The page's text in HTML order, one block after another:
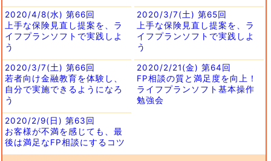
2020/4/8(水) 第66回
上手な保険見直し提案を、ラ
イフプランソフトで実践しよ
う
2020/3/7(土) 第65回
上手な保険見直し提案を、ラ
イフプランソフトで実践しよ
う
2020/3/7(土) 第66回
若者向け金融教育を体験し、
自分で実施できるようになろ
う
2020/2/21(金) 第64回
FP相談の質と満足度を向上！
ライフプランソフト基本操作
勉強会
2020/2/9(日) 第63回
お客様が不満を感じても、最
後は満足なFP相談にするコツ